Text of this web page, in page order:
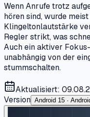
Wenn Anrufe trotz
hören sind, wurde
Klingeltonlautstärke
Regler strikt, was
Auch ein aktiver
unabhängig von der
stummschalten.
Aktualisiert:
Version Android 15 ·